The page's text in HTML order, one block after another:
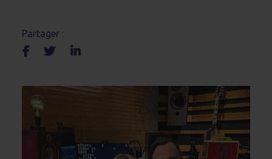
Partager :